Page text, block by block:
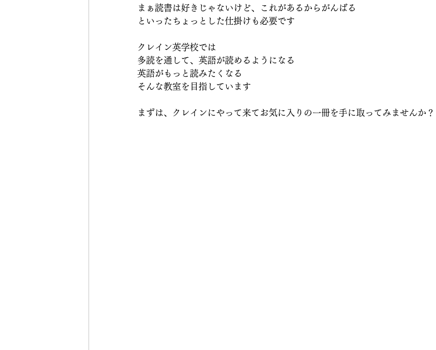
まぁ読書は好きじゃないけど、これがあるからがんばる
といったちょっとした仕掛けも必要です
クレイン英学校では
多読を通して、英語が読めるようになる
英語がもっと読みたくなる
そんな教室を目指しています
まずは、クレインにやって来てお気に入りの一冊を手に取ってみませんか？